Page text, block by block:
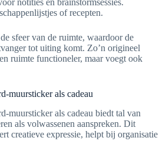
of recepten.
sfeer van de ruimte, waardoor de
tot uiting komt. Zo’n origineel
ruimte functioneler, maar voegt ook
muursticker als cadeau
muursticker als cadeau biedt tal van
als volwassenen aanspreken. Dit
creatieve expressie, helpt bij organisatie